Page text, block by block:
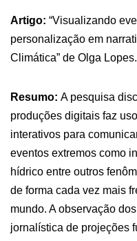
Artigo: “Visualizando
personalização em
Climática” de Olga Lopes.
Resumo: A pesquisa
produções digitais faz
interativos para
eventos extremos como
hídrico entre outros
de forma cada vez mais
mundo. A observação
jornalística de projeções